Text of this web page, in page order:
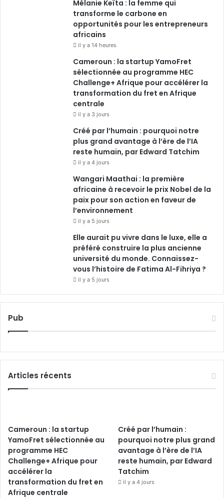
Mélanie Keïta : la femme qui
transforme le carbone en
opportunités pour les entrepreneurs
africains
il y a 14 heures
Cameroun : la startup YamoFret
sélectionnée au programme HEC
Challenge+ Afrique pour accélérer la
transformation du fret en Afrique
centrale
il y a 3 jours
Créé par l’humain : pourquoi notre
plus grand avantage à l’ère de l’IA
reste humain, par Edward Tatchim
il y a 4 jours
Wangari Maathai : la première
africaine à recevoir le prix Nobel de la
paix pour son action en faveur de
l’environnement
il y a 5 jours
Elle aurait pu vivre dans le luxe, elle a
préféré construire la plus ancienne
université du monde. Connaissez-
vous l’histoire de Fatima Al-Fihriya ?
il y a 5 jours
Pub
Articles récents
Cameroun : la startup
YamoFret sélectionnée au
programme HEC
Challenge+ Afrique pour
accélérer la
transformation du fret en
Afrique centrale
Créé par l’humain :
pourquoi notre plus grand
avantage à l’ère de l’IA
reste humain, par Edward
Tatchim
il y a 4 jours